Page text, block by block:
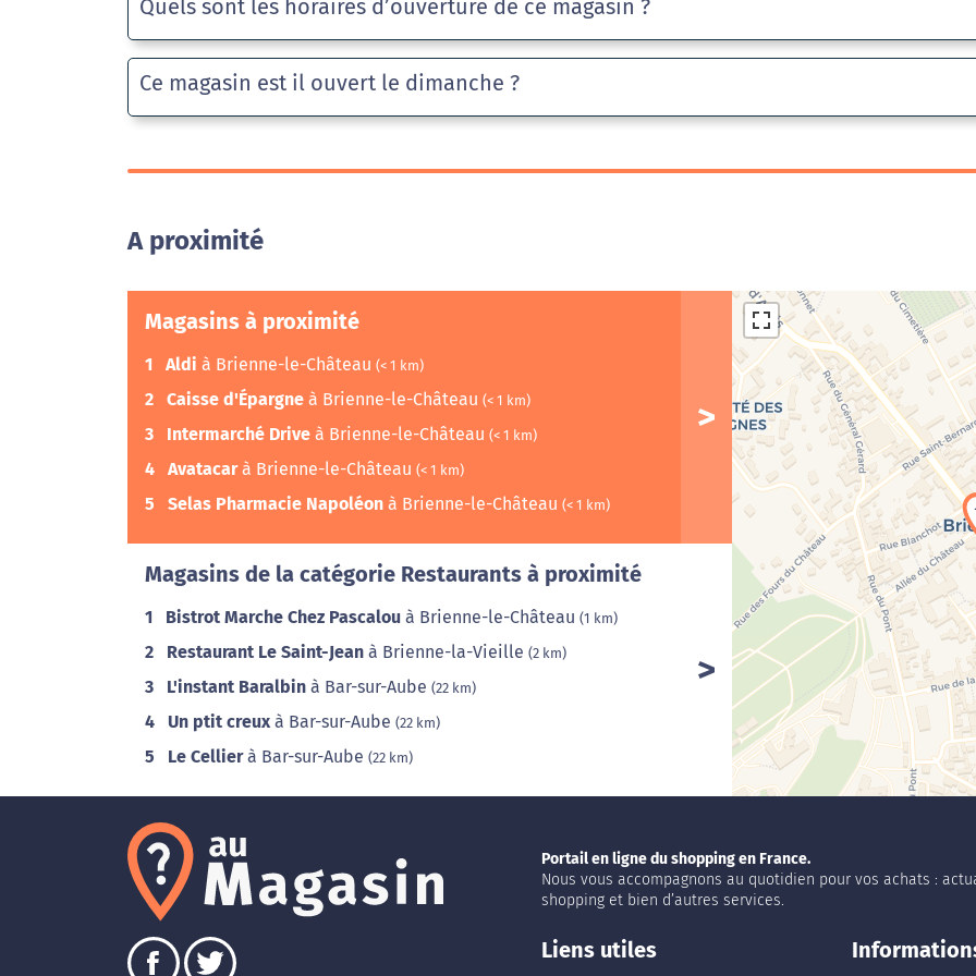
Quels sont les horaires d’ouverture de ce magasin ?
Ce magasin est il ouvert le dimanche ?
A proximité
Magasins à proximité
1 Aldi à Brienne-le-Château (< 1 km)
2 Caisse d'Épargne à Brienne-le-Château (< 1 km)
3 Intermarché Drive à Brienne-le-Château (< 1 km)
4 Avatacarà Brienne-le-Château (< 1 km)
5 Selas Pharmacie Napoléon à Brienne-le-Château (< 1 km)
Magasins de la catégorie Restaurants à proximité
1 Bistrot Marche Chez Pascalou à Brienne-le-Château (1 km)
2 Restaurant Le Saint-Jean à Brienne-la-Vieille (2 km)
3 L'instant Baralbin à Bar-sur-Aube (22 km)
4 Un ptit creux à Bar-sur-Aube (22 km)
5 Le Cellierà Bar-sur-Aube (22 km)
Portail en ligne du shopping en France.
Nous vous accompagnons au quotidien pour vos achats :
shopping et bien d’autres services.
Liens utiles